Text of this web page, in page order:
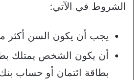
الشروط في الآتي:
يجب أن يكون السن أكثر من 18
أن يكون الشخص يمتلك
بطاقة ائتمان أو حساب